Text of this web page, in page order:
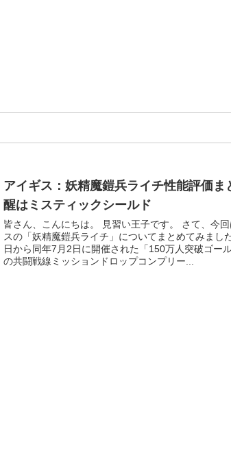
アイギス：妖精魔鎧兵ライチ性能評価ま
醒はミスティックシールド
皆さん、こんにちは。 見習い王子です。 さて、今
スの「妖精魔鎧兵ライチ」についてまとめてみまし
日から同年7月2日に開催された「150万人突破ゴー
の共闘戦線ミッションドロップコンプリー...